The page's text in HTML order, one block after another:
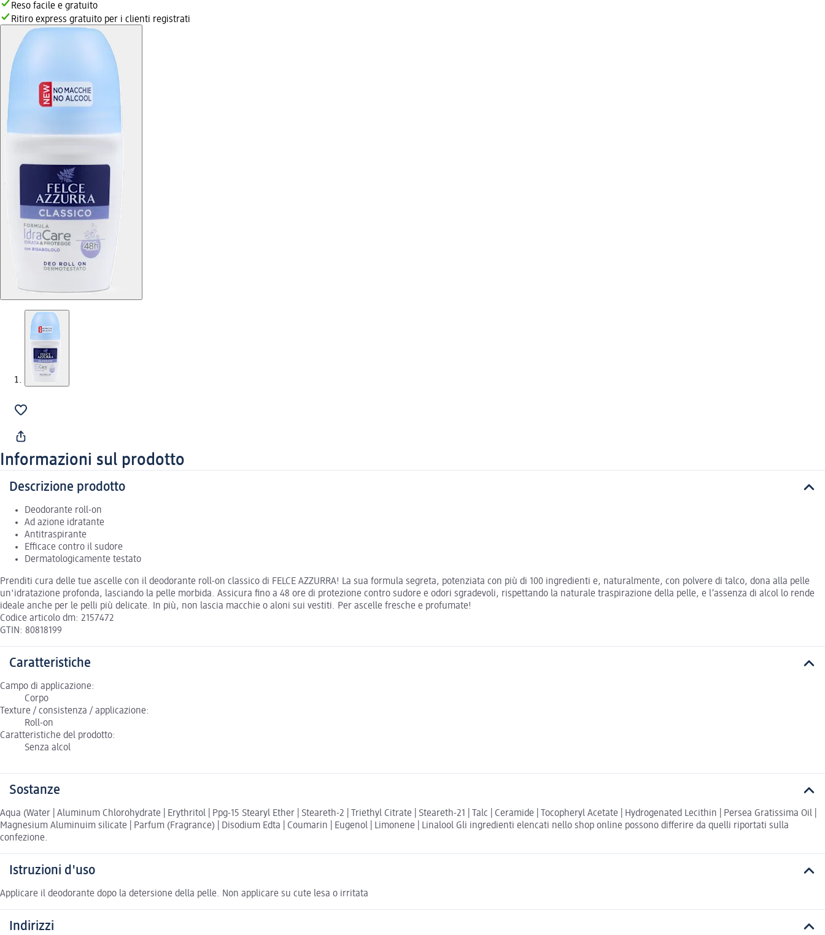
Reso facile e gratuito
Ritiro express gratuito per i clienti registrati
Informazioni sul prodotto
Descrizione prodotto
Deodorante roll-on
Ad azione idratante
Antitraspirante
Efficace contro il sudore
Dermatologicamente testato
Prenditi cura delle tue ascelle con il deodorante roll-on classico di FELCE AZZURRA! La sua formula segreta, potenziata con più di 100 ingredienti e, naturalmente, con polvere di talco, dona alla pelle
un'idratazione profonda, lasciando la pelle morbida. Assicura fino a 48 ore di protezione contro sudore e odori sgradevoli, rispettando la naturale traspirazione della pelle, e l’assenza di alcol lo rende
ideale anche per le pelli più delicate. In più, non lascia macchie o aloni sui vestiti. Per ascelle fresche e profumate!
Codice articolo dm: 2157472
GTIN: 80818199
Caratteristiche
Campo di applicazione:
Corpo
Texture / consistenza / applicazione:
Roll-on
Caratteristiche del prodotto:
Senza alcol
Sostanze
Aqua (Water | Aluminum Chlorohydrate | Erythritol | Ppg-15 Stearyl Ether | Steareth-2 | Triethyl Citrate | Steareth-21 | Talc | Ceramide | Tocopheryl Acetate | Hydrogenated Lecithin | Persea Gratissima Oil |
Magnesium Aluminuim silicate | Parfum (Fragrance) | Disodium Edta | Coumarin | Eugenol | Limonene | Linalool Gli ingredienti elencati nello shop online possono differire da quelli riportati sulla
confezione.
Istruzioni d'uso
Applicare il deodorante dopo la detersione della pelle. Non applicare su cute lesa o irritata
Indirizzi